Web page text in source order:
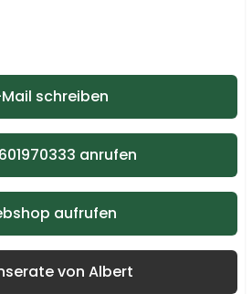
schreiben
anrufen
aufrufen
von Albert